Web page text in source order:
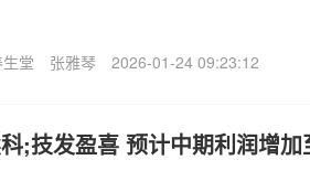
堂 张雅琴 2026-01-24 09:23:12
;技发盈喜 预计中期利润增